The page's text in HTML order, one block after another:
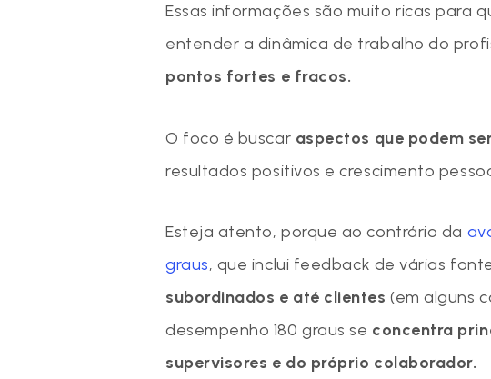
Essas informações são muito ricas para
entender a dinâmica de trabalho do
pontos fortes e fracos.
O foco é buscar aspectos que podem
resultados positivos e crescimento
Esteja atento, porque ao contrário da
graus, que inclui feedback de várias
subordinados e até clientes(em alguns
desempenho 180 graus se concentra
supervisores e do próprio colaborador.